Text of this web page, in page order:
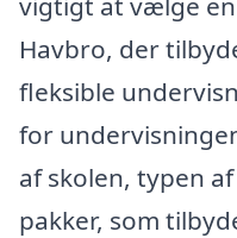
Havbro, der
fleksible
for
af skolen, typen
pakker, som